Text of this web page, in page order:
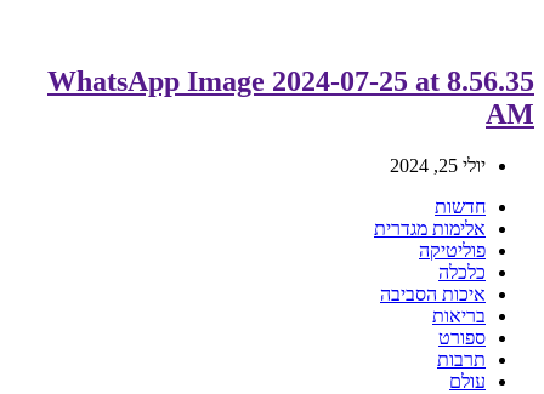
WhatsApp Image 2024-07-25 at 8.56.35
AM
יולי 25, 2024
חדשות
אלימות מגדרית
פוליטיקה
כלכלה
איכות הסביבה
בריאות
ספורט
תרבות
עולם